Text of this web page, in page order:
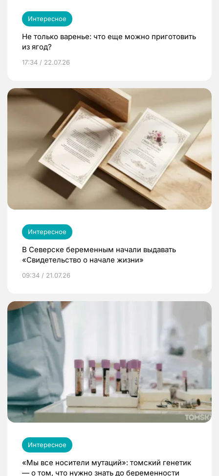
Интересное
Не только варенье: что еще можно приготовить
из ягод?
17:34 / 22.07.26
Интересное
В Северске беременным начали выдавать
«Свидетельство о начале жизни»
09:34 / 21.07.26
Интересное
«Мы все носители мутаций»: томский генетик
— о том, что нужно знать до беременности